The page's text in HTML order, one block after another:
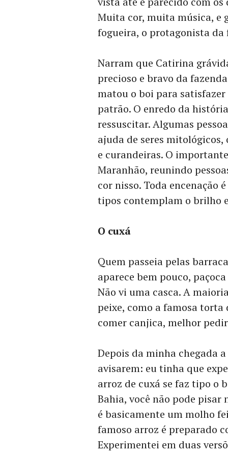
Muita cor, muita música, e
fogueira, o protagonista da
Narram que Catirina
precioso e bravo da
matou o boi para
patrão. O enredo da
ressuscitar. Algumas
ajuda de seres
e curandeiras. O
Maranhão, reunindo
cor nisso. Toda encenação
tipos contemplam o brilho
O cuxá
Quem passeia pelas
aparece bem pouco,
Não vi uma casca. A
peixe, como a famosa torta
comer canjica, melhor
Depois da minha chegada
avisarem: eu tinha que
arroz de cuxá se faz tipo o
Bahia, você não pode pisar
é basicamente um molho
famoso arroz é preparado
Experimentei em duas